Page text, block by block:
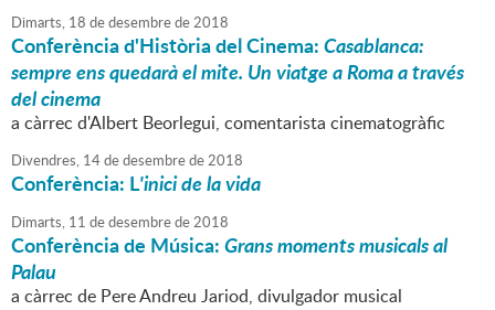
Dimarts, 18 dedesembrede2018
Conferència d'Història del Cinema:Casablanca:
sempre ens quedarà el mite. Un viatge a Roma a través
del cinema
a càrrec d'Albert Beorlegui, comentarista cinematogràfic
Divendres, 14dedesembrede2018
Conferència: L'inici de la vida
Dimarts, 11 dedesembrede2018
Conferència de Música:Grans moments musicals al
Palau
a càrrec de Pere Andreu Jariod, divulgador musical